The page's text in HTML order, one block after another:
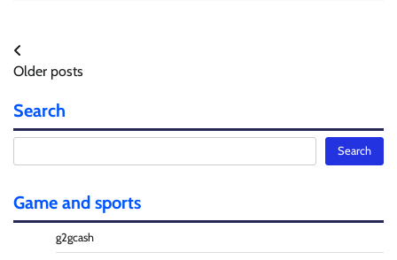
Posts
navigation
Older posts
Search
Search
Game and sports
g2gcash